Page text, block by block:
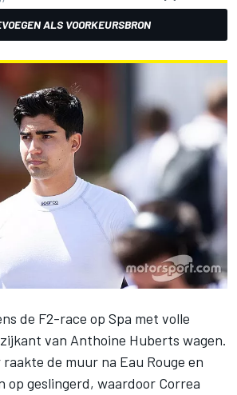
ALS VOORKEURSBRON
de F2-race op Spa met volle
van Anthoine Huberts wagen.
de muur na Eau Rouge en
op geslingerd, waardoor Correa